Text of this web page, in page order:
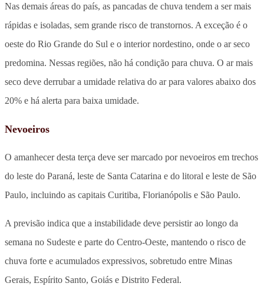
Nas demais áreas do país, as pancadas de chuva tendem a ser mais
rápidas e isoladas, sem grande risco de transtornos. A exceção é o
oeste do Rio Grande do Sul e o interior nordestino, onde o ar seco
predomina. Nessas regiões, não há condição para chuva. O ar mais
seco deve derrubar a umidade relativa do ar para valores abaixo dos
20% e há alerta para baixa umidade.
Nevoeiros
O amanhecer desta terça deve ser marcado por nevoeiros em trechos
do leste do Paraná, leste de Santa Catarina e do litoral e leste de São
Paulo, incluindo as capitais Curitiba, Florianópolis e São Paulo.
A previsão indica que a instabilidade deve persistir ao longo da
semana no Sudeste e parte do Centro-Oeste, mantendo o risco de
chuva forte e acumulados expressivos, sobretudo entre Minas
Gerais, Espírito Santo, Goiás e Distrito Federal.